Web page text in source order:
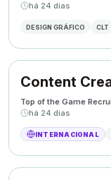
há 24 dias
DESIGN GRÁFICO CLT
Content
Top of the Game
há 24 dias
INTERNACIONAL